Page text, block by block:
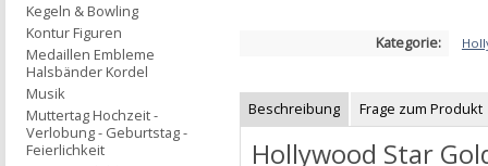
Kategorie:
Beschreibung Frage zum Produkt
Hollywood Star
Kegeln & Bowling
Kontur Figuren
Medaillen Embleme
Halsbänder Kordel
Musik
Muttertag Hochzeit -
Verlobung - Geburtstag -
Feierlichkeit